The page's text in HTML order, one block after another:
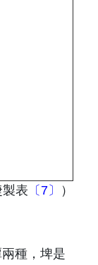
製表 〔7〕 ）
種，埤是